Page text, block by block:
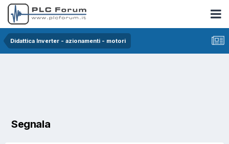
Didattica Inverter - azionamenti - motori
Segnala